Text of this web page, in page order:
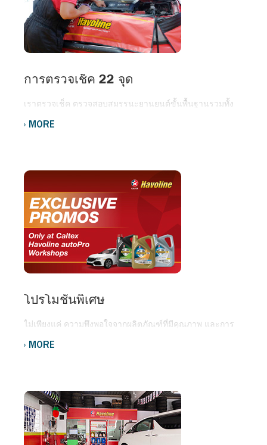
การตรวจเช็ค 22 จุด
เราตรวจเช็ค ตรวจสอบสมรรนะยานยนต์ขั้นพื้นฐานรวมทั้ง
มืออาชีพที่ได้รับการฝึกอบรมมาอย่างดี ลูกค้าจะได้รับความ
MORE
โปรโมชั่นพิเศษ
ไม่เพียงแค่ ความพึงพอใจจากผลิตภัณฑ์ที่มีคุณภาพ และการ
เฉพาะในศูนย์บริการของเราเท่านั้น ค้นหา
MORE